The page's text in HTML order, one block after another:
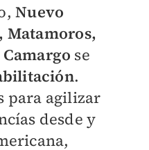
Nuevo
Matamoros,
Camargo se
.
para agilizar
desde y